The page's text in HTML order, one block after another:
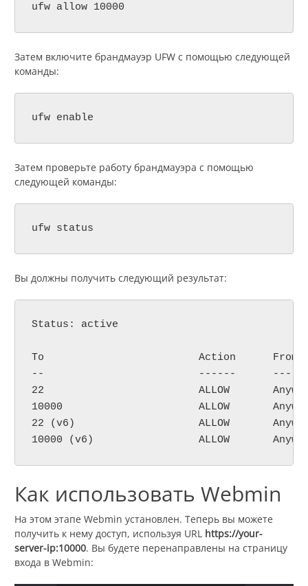
ufw allow 10000
Затем включите брандмауэр UFW с помощью следующей
команды:
ufw enable
Затем проверьте работу брандмауэра с помощью
следующей команды:
ufw status
Вы должны получить следующий результат:
Status: active
To                         Action      From
--                         ------      ----
22                         ALLOW
10000                      ALLOW
22 (v6)                    ALLOW
Как использовать Webmin
На этом этапе Webmin установлен. Теперь вы можете
получить к нему доступ, используя URL https://your-
server-ip:10000. Вы будете перенаправлены на страницу
входа в Webmin: